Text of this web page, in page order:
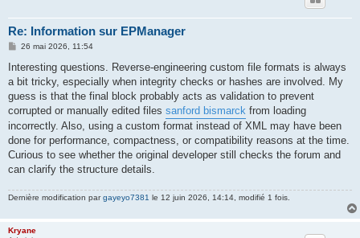
Re: Information sur EPManager
M
s
a
g
26 mai 2026, 11:54
Interesting questions. Reverse-engineering custom file formats is always
a bit tricky, especially when integrity checks or hashes are involved. My
guess is that the final block probably acts as validation to prevent
corrupted or manually edited files sanford bismarck from loading
incorrectly. Also, using a custom format instead of XML may have been
done for performance, compactness, or compatibility reasons at the time.
Curious to see whether the original developer still checks the forum and
can clarify the structure details.
Dernière modification pargayeyo7381 le 12 juin 2026, 14:14, modifié 1 fois.
Kryane